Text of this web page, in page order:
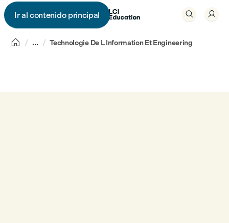
Ir al contenido principal
  
 ... Technologie De L Information Et Engineering